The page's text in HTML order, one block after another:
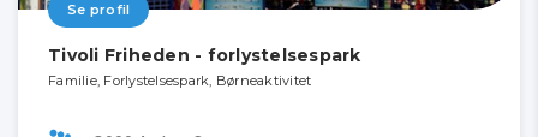
Se profil
Tivoli Friheden - forlystelsespark
Familie, Forlystelsespark, Børneaktivitet